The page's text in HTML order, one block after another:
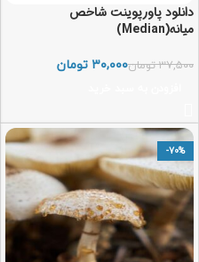
دانلود پاورپوینت شاخص
میانه(Median)
۳۷,۵۰۰تومان۳۰,۰۰۰ تومان
-70%